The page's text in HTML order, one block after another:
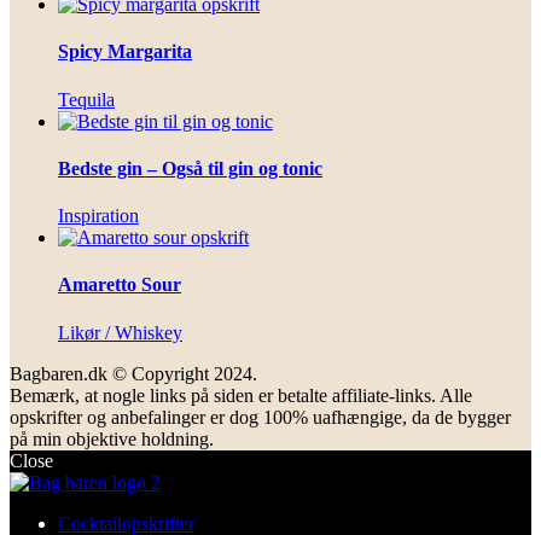
Spicy Margarita
Tequila
Bedste gin – Også til gin og tonic
Inspiration
Amaretto Sour
Likør / Whiskey
Bagbaren.dk © Copyright 2024.
Bemærk, at nogle links på siden er betalte affiliate-links. Alle
opskrifter og anbefalinger er dog 100% uafhængige, da de bygger
på min objektive holdning.
Close
Cocktailopskrifter